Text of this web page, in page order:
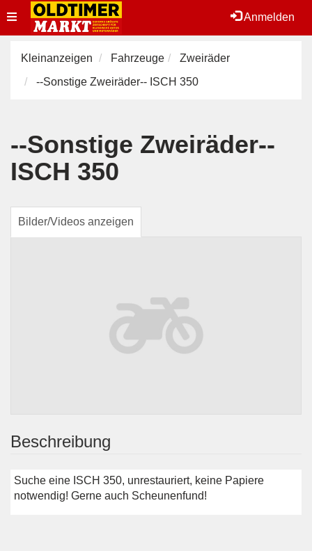
Anmelden
Toggle
navigation
Kleinanzeigen Fahrzeuge
Zweiräder
--Sonstige Zweiräder-- ISCH 350
--Sonstige Zweiräder--
ISCH 350
Bilder/Videos anzeigen
Beschreibung
Suche eine ISCH 350, unrestauriert, keine Papiere
notwendig! Gerne auch Scheunenfund!